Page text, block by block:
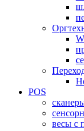
POS
весы с